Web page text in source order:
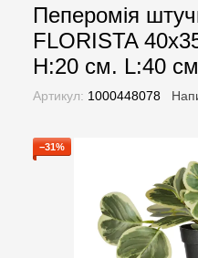
Пеперомія
FLORISTA
H:20 см. L:40
Артикул: 1000448078
−31%